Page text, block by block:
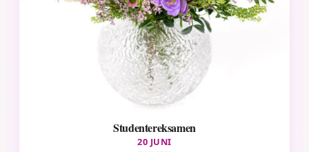
Studentereksamen
20 JUNI